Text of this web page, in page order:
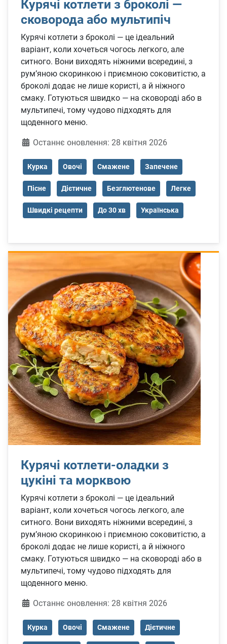
Курячі котлети з броколі —
сковорода або мультипіч
Курячі котлети з броколі — це ідеальний
варіант, коли хочеться чогось легкого, але
ситного. Вони виходять ніжними всередині, з
рум’яною скоринкою і приємною соковитістю, а
броколі додає не лише користі, а й ніжного
смаку. Готуються швидко — на сковороді або в
мультипечі, тому чудово підходять для
щоденного меню.
ДеталіОстаннє оновлення: 28 квітня 2026
Курка Овочі Смажене Запечене
Пісне Дієтичне Безглютенове Легке
Швидкі рецепти До 30 хв Українська
Курячі котлети-оладки з
цукіні та морквою
Курячі котлети з броколі — це ідеальний
варіант, коли хочеться чогось легкого, але
ситного. Вони виходять ніжними всередині, з
рум’яною скоринкою і приємною соковитістю, а
броколі додає не лише користі, а й ніжного
смаку. Готуються швидко — на сковороді або в
мультипечі, тому чудово підходять для
щоденного меню.
ДеталіОстаннє оновлення: 28 квітня 2026
Курка Овочі Смажене Дієтичне